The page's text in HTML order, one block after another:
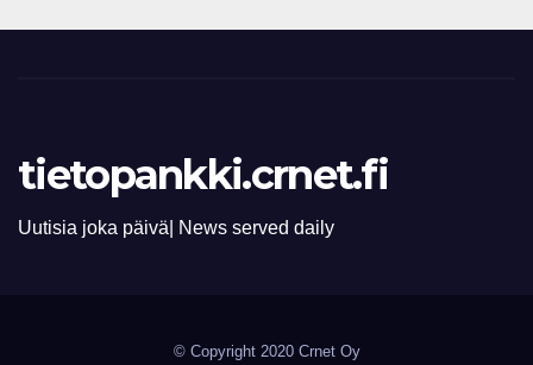
tietopankki.crnet.fi
Uutisia joka päivä| News served daily
© Copyright 2020 Crnet Oy